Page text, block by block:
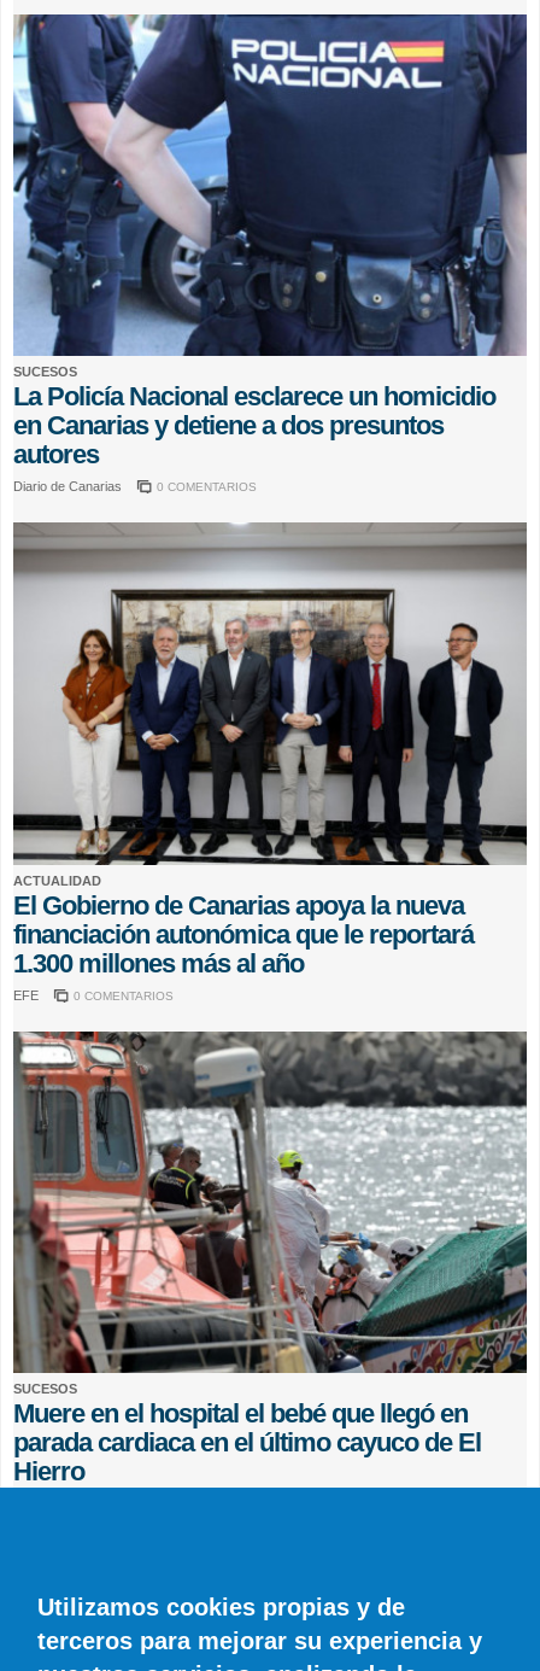
SUCESOS
La Policía Nacional esclarece un homicidio
en Canarias y detiene a dos presuntos
autores
Diario de Canarias 0 COMENTARIOS
ACTUALIDAD
El Gobierno de Canarias apoya la nueva
financiación autonómica que le reportará
1.300 millones más al año
EFE 0 COMENTARIOS
SUCESOS
Muere en el hospital el bebé que llegó en
parada cardiaca en el último cayuco de El
Hierro
Utilizamos cookies propias y de
terceros para mejorar su experiencia y